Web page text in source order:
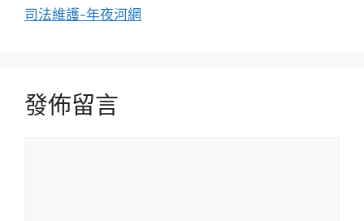
司法維護-年夜河網
發佈留言